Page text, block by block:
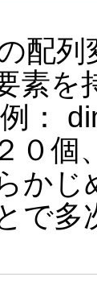
配列
素を
：
０個
かじ
で多